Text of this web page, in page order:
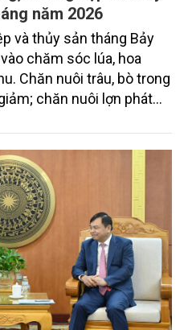
năm 2026
và thủy sản tháng Bảy
chăm sóc lúa, hoa
Chăn nuôi trâu, bò trong
chăn nuôi lợn phát
trồng mới và sản lượng